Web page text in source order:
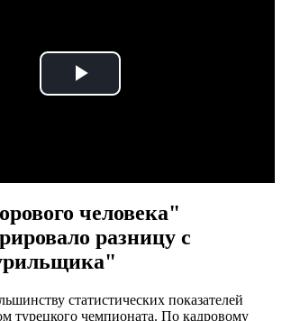
Play
человека"
разницу с
статистических показателей
турецкого чемпионата. По кадровому